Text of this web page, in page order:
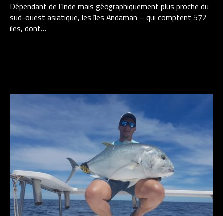
Dépendant de l’Inde mais géographiquement plus proche du
sud-ouest asiatique, les îles Andaman – qui comptent 572
îles, dont…